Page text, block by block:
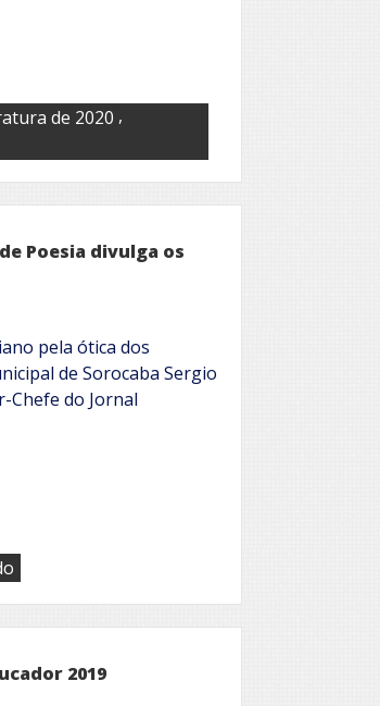
de 2020 ,
Poesia divulga os
pela ótica dos
de Sorocaba Sergio
Chefe do Jornal
2019